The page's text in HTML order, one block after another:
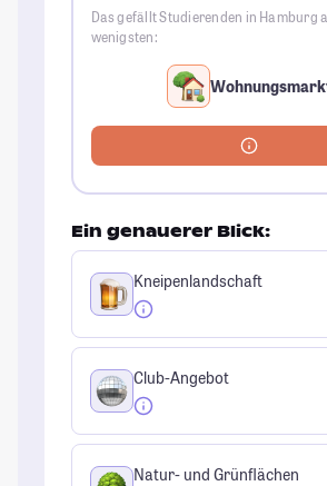
Das gefällt Studierenden in Hamburg
wenigsten:
Ein genauerer Blick:
Kneipenlandschaft
Club-Angebot
Natur- und Grünflächen